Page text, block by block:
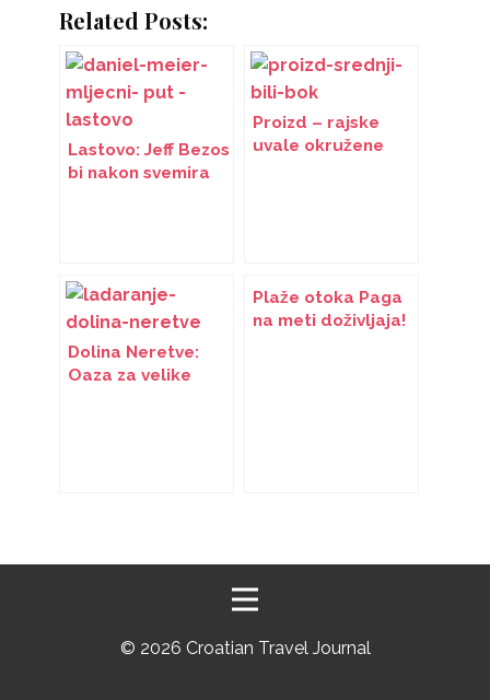
Related Posts:
Lastovo: Jeff Bezos
bi nakon svemira
Proizd – rajske
uvale okružene
Dolina Neretve:
Oaza za velike
Plaže otoka Paga
na meti doživljaja!
© 2026 Croatian Travel Journal